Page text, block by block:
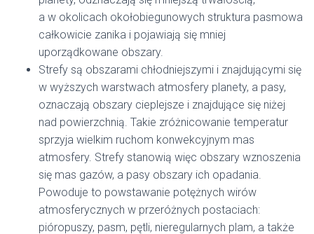
a w okolicach okołobiegunowych struktura pasmowa
całkowicie zanika i pojawiają się mniej
uporządkowane obszary.
Strefy są obszarami chłodniejszymi i znajdującymi się
w wyższych warstwach atmosfery planety, a pasy,
oznaczają obszary cieplejsze i znajdujące się niżej
nad powierzchnią. Takie zróżnicowanie temperatur
sprzyja wielkim ruchom konwekcyjnym mas
atmosfery. Strefy stanowią więc obszary wznoszenia
się mas gazów, a pasy obszary ich opadania.
Powoduje to powstawanie potężnych wirów
atmosferycznych w przeróżnych postaciach:
pióropuszy, pasm, pętli, nieregularnych plam, a także